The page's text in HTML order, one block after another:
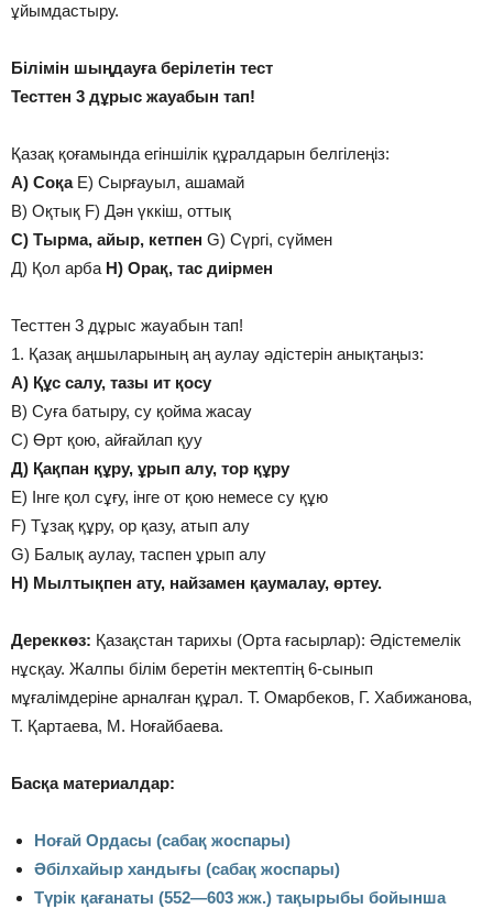
ұйымдастыру.
Білімін шыңдауға берілетін тест
Тесттен 3 дұрыс жауабын тап!
Қазақ қоғамында егіншілік құралдарын белгілеңіз:
А) СоқаЕ) Сырғауыл, ашамай
В) Оқтық F) Дән үккіш, оттық
С) Тырма, айыр, кетпен G) Сүргі, сүймен
Д) Қол арба H) Орақ, тас диірмен
Тесттен 3 дұрыс жауабын тап!
1. Қазақ аңшыларының аң аулау әдістерін анықтаңыз:
А) Құс салу, тазы ит қосу
В) Суға батыру, су қойма жасау
С) Өрт қою, айғайлап қуу
Д) Қақпан құру, ұрып алу, тор құру
Е) Інге қол сұғу, інге от қою немесе су құю
F) Тұзақ құру, ор қазу, атып алу
G) Балық аулау, таспен ұрып алу
H) Мылтықпен ату, найзамен қаумалау, өртеу.
Дереккөз: Қазақстан тарихы (Орта ғасырлар): Әдістемелік
нұсқау. Жалпы білім беретін мектептің 6-сынып
мұғалімдеріне арналған құрал. Т. Омарбеков, Г. Хабижанова,
Т. Қартаева, М. Ноғайбаева.
Басқа материалдар:
Ноғай Ордасы (сабақ жоспары)
Әбілхайыр хандығы (сабақ жоспары)
Түрiк қағанаты (552—603 жж.) тақырыбы бойынша